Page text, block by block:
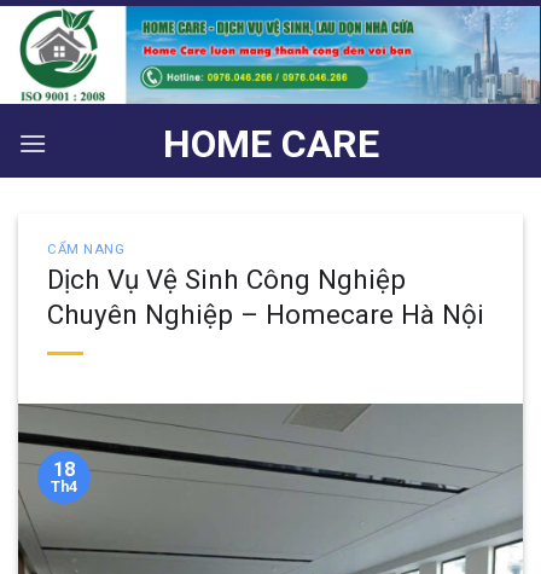
Bỏ
qua
nội
dung
HOME CARE
CẨM NANG
Dịch Vụ Vệ Sinh Công Nghiệp
Chuyên Nghiệp – Homecare Hà Nội
18
Th4